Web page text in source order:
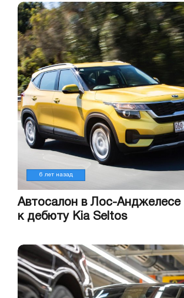
6 лет назад
Автосалон в Лос-Анджелесе
к дебюту Kia Seltos